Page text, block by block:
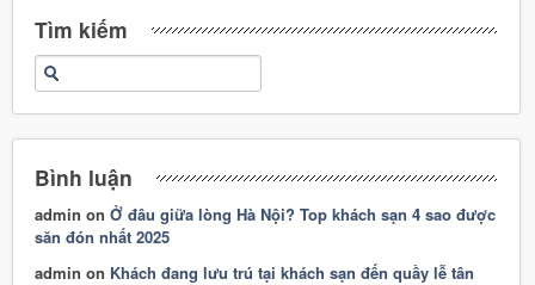
Tìm kiếm
Bình luận
admin onỞ đâu giữa lòng Hà Nội? Top khách sạn 4 sao được
săn đón nhất 2025
admin on Khách đang lưu trú tại khách sạn đến quầy lễ tân